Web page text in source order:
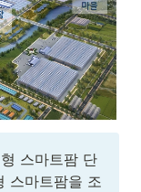
스마트팜 단
스마트팜을 조